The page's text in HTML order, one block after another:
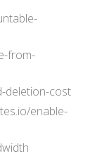
from-
deletion-cost
enable-